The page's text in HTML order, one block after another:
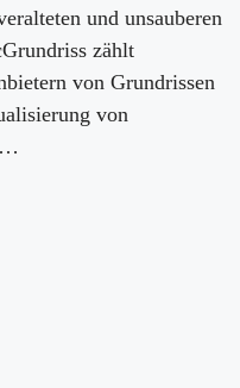
und unsauberen
zählt
von Grundrissen
von